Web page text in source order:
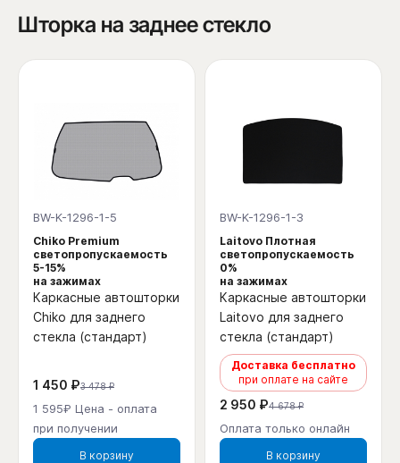
Шторка на заднее стекло
BW-K-1296-1-5
Chiko Premium
светопропускаемость
5-15%
на зажимах
Каркасные автошторки
Chiko для заднего
стекла (стандарт)
1 450 ₽3 478 ₽
1 595₽ Цена - оплата
при получении
В корзину
BW-K-1296-1-3
Laitovo Плотная
светопропускаемость
0%
на зажимах
Каркасные автошторки
Laitovo для заднего
стекла (стандарт)
Доставка бесплатно
при оплате на сайте
2 950 ₽4 678 ₽
Оплата только онлайн
В корзину